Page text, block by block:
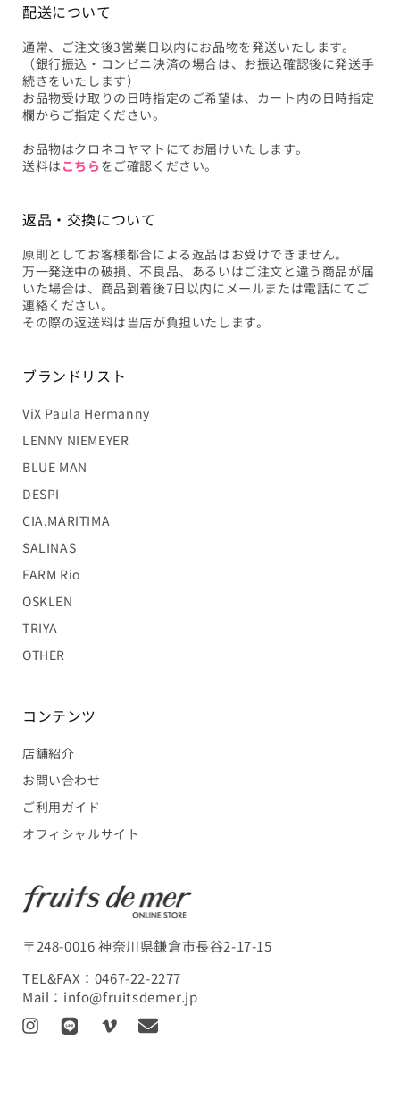
配送について
通常、ご注文後3営業日以内にお品物を発送いたします。
（銀行振込・コンビニ決済の場合は、お振込確認後に発送手
続きをいたします）
お品物受け取りの日時指定のご希望は、カート内の日時指定
欄からご指定ください。
お品物はクロネコヤマトにてお届けいたします。
送料は こちらをご確認ください。
返品・交換について
原則としてお客様都合による返品はお受けできません。
万一発送中の破損、不良品、あるいはご注文と違う商品が届
いた場合は、商品到着後7日以内にメールまたは電話にてご
連絡ください。
その際の返送料は当店が負担いたします。
ブランドリスト
ViX Paula Hermanny
LENNY NIEMEYER
BLUE MAN
DESPI
CIA.MARITIMA
SALINAS
FARM Rio
OSKLEN
TRIYA
OTHER
コンテンツ
店舗紹介
お問い合わせ
ご利用ガイド
オフィシャルサイト
〒248-0016 神奈川県鎌倉市長谷2-17-15
TEL&FAX： 0467-22-2277
Mail： info@fruitsdemer.jp
I
L
V
T